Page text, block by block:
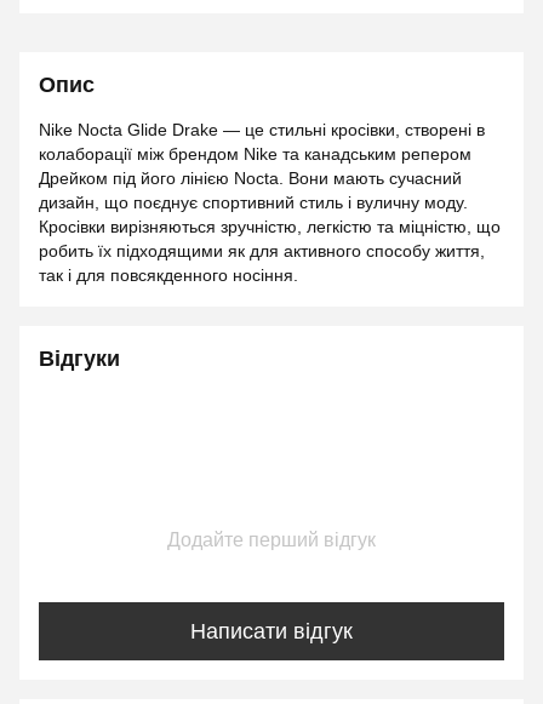
Опис
Nike Nocta Glide Drake — це стильні кросівки, створені в
колаборації між брендом Nike та канадським репером
Дрейком під його лінією Nocta. Вони мають сучасний
дизайн, що поєднує спортивний стиль і вуличну моду.
Кросівки вирізняються зручністю, легкістю та міцністю, що
робить їх підходящими як для активного способу життя,
так і для повсякденного носіння.
Відгуки
Додайте перший відгук
Написати відгук